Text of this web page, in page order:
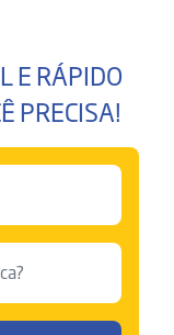
E RÁPIDO
PRECISA!